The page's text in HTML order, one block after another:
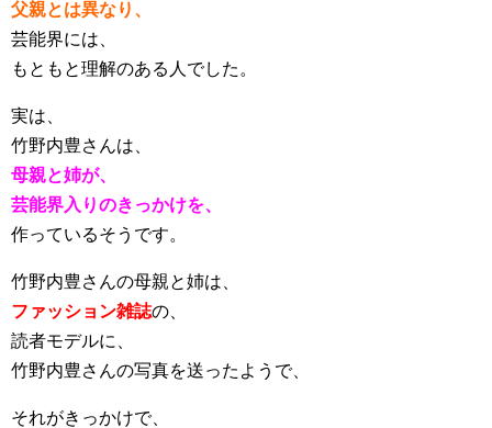
父親とは異なり、
芸能界には、
もともと理解のある人でした。
実は、
竹野内豊さんは、
母親と姉が、
芸能界入りのきっかけを、
作っているそうです。
竹野内豊さんの母親と姉は、
ファッション雑誌の、
読者モデルに、
竹野内豊さんの写真を送ったようで、
それがきっかけで、